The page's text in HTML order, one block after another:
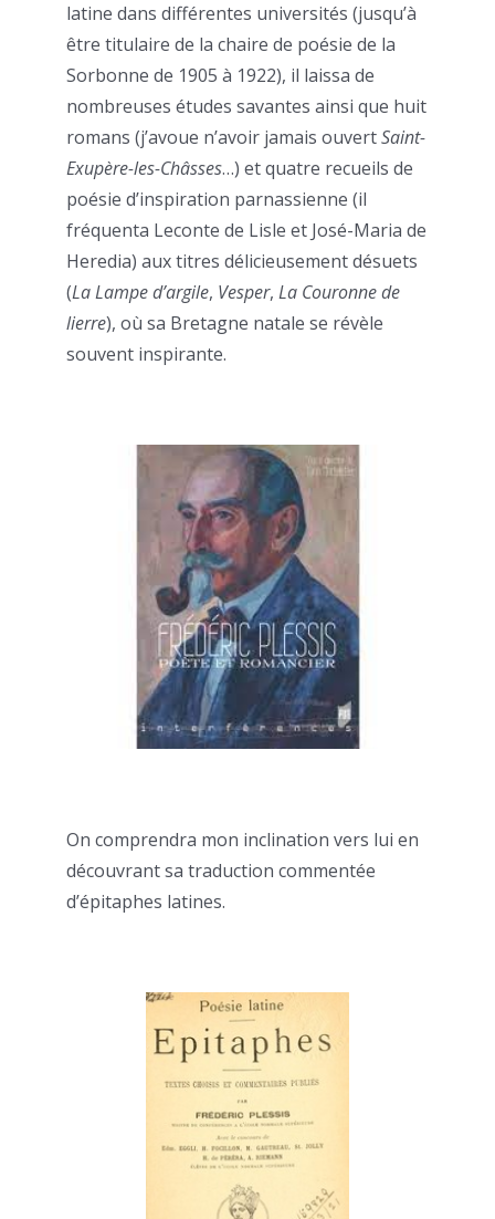
latine dans différentes universités (jusqu’à
être titulaire de la chaire de poésie de la
Sorbonne de 1905 à 1922), il laissa de
nombreuses études savantes ainsi que huit
romans (j’avoue n’avoir jamais ouvertSaint-
Exupère-les-Châsses…) et quatre recueils de
poésie d’inspiration parnassienne (il
fréquenta Leconte de Lisle et José-Maria de
Heredia) aux titres délicieusement désuets
(La Lampe d’argile, Vesper, La Couronne de
lierre), où sa Bretagne natale se révèle
souvent inspirante.
On comprendra mon inclination vers lui en
découvrant sa traduction commentée
d’épitaphes latines.